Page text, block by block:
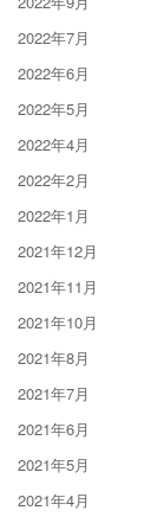
2022年7月
2022年6月
2022年5月
2022年4月
2022年2月
2022年1月
2021年12月
2021年11月
2021年10月
2021年8月
2021年7月
2021年6月
2021年5月
2021年4月